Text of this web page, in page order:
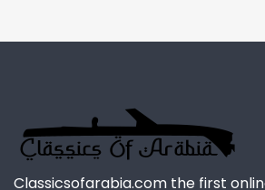
Classicsofarabia.com the first